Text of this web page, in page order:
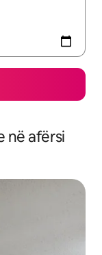
në afërsi